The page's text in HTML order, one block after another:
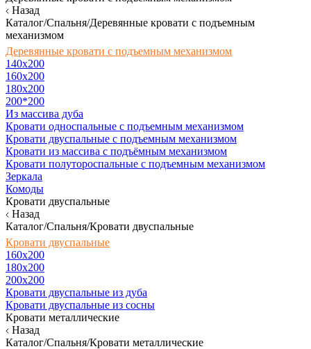
Назад
Каталог/Спальня/Деревянные кровати с подъемным
механизмом
Деревянные кровати с подъемным механизмом
140x200
160х200
180х200
200*200
Из массива дуба
Кровати односпальные с подъемным механизмом
Кровати двуспальные с подъемным механизмом
Кровати из массива с подъёмным механизмом
Кровати полутороспальные с подъемным механизмом
Зеркала
Комоды
Кровати двуспальные
Назад
Каталог/Спальня/Кровати двуспальные
Кровати двуспальные
160х200
180x200
200x200
Кровати двуспальные из дуба
Кровати двуспальные из сосны
Кровати металлические
Назад
Каталог/Спальня/Кровати металлические